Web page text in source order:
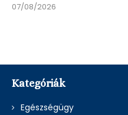
07/08/2026
Kategóriák
Egészségügy